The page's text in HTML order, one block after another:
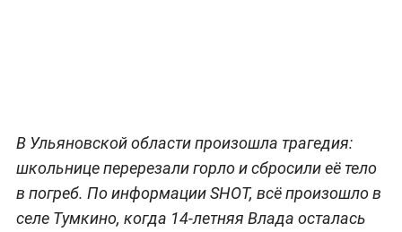
В Ульяновской области произошла трагедия:
школьнице перерезали горло и сбросили её тело
в погреб. По информации SHOT, всё произошло в
селе Тумкино, когда 14-летняя Влада осталась